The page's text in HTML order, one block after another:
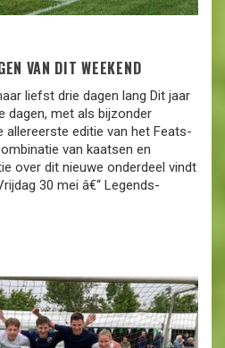
VAN DIT WEEKEND
liefst drie dagen lang Dit jaar
dagen, met als bijzonder
editie van het Feats-
van kaatsen en
over dit nieuwe onderdeel vindt
30 mei â€“ Legends-